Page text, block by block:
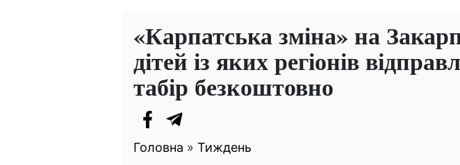
«Карпатська зміна» на
дітей із яких регіонів
табір безкоштовно
Головна » Тиждень